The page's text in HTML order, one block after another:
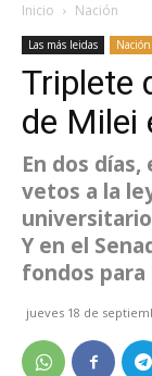
Inicio Nación
Las más leidas Nación
Triplete
de Milei
En dos
vetos a la
Y en el
fondos para
jueves 18 de